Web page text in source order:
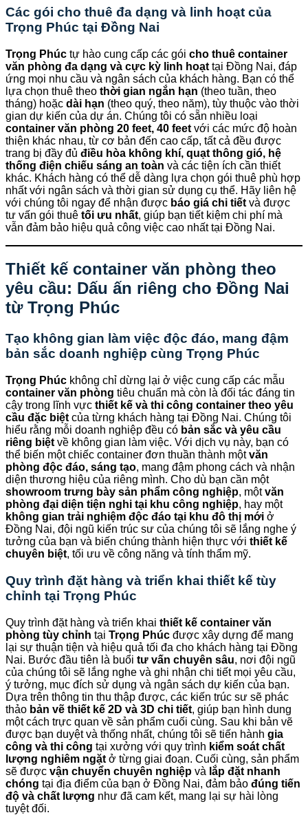
Các gói cho thuê đa dạng và linh hoạt của
Trọng Phúc tại Đồng Nai
Trọng Phúc tự hào cung cấp các gói cho thuê container
văn phòng đa dạng và cực kỳ linh hoạt tại Đồng Nai, đáp
ứng mọi nhu cầu và ngân sách của khách hàng. Bạn có thể
lựa chọn thuê theo thời gian ngắn hạn (theo tuần, theo
tháng) hoặc dài hạn (theo quý, theo năm), tùy thuộc vào thời
gian dự kiến của dự án. Chúng tôi có sẵn nhiều loại
container văn phòng 20 feet, 40 feet với các mức độ hoàn
thiện khác nhau, từ cơ bản đến cao cấp, tất cả đều được
trang bị đầy đủ điều hòa không khí, quạt thông gió, hệ
thống điện chiếu sáng an toàn và các tiện ích cần thiết
khác. Khách hàng có thể dễ dàng lựa chọn gói thuê phù hợp
nhất với ngân sách và thời gian sử dụng cụ thể. Hãy liên hệ
với chúng tôi ngay để nhận được báo giá chi tiết và được
tư vấn gói thuê tối ưu nhất, giúp bạn tiết kiệm chi phí mà
vẫn đảm bảo hiệu quả công việc cao nhất tại Đồng Nai.
Thiết kế container văn phòng theo
yêu cầu: Dấu ấn riêng cho Đồng Nai
từ Trọng Phúc
Tạo không gian làm việc độc đáo, mang đậm
bản sắc doanh nghiệp cùng Trọng Phúc
Trọng Phúc không chỉ dừng lại ở việc cung cấp các mẫu
container văn phòng tiêu chuẩn mà còn là đối tác đáng tin
cậy trong lĩnh vực thiết kế và thi công container theo yêu
cầu đặc biệt của từng khách hàng tại Đồng Nai. Chúng tôi
hiểu rằng mỗi doanh nghiệp đều có bản sắc và yêu cầu
riêng biệt về không gian làm việc. Với dịch vụ này, bạn có
thể biến một chiếc container đơn thuần thành mộtvăn
phòng độc đáo, sáng tạo, mang đậm phong cách và nhận
diện thương hiệu của riêng mình. Cho dù bạn cần một
showroom trưng bày sản phẩm công nghiệp, mộtvăn
phòng đại diện tiện nghi tại khu công nghiệp, hay một
không gian trải nghiệm độc đáo tại khu đô thị mới ở
Đồng Nai, đội ngũ kiến trúc sư của chúng tôi sẽ lắng nghe ý
tưởng của bạn và biến chúng thành hiện thực với thiết kế
chuyên biệt, tối ưu về công năng và tính thẩm mỹ.
Quy trình đặt hàng và triển khai thiết kế tùy
chỉnh tại Trọng Phúc
Quy trình đặt hàng và triển khai thiết kế container văn
phòng tùy chỉnh tại Trọng Phúc được xây dựng để mang
lại sự thuận tiện và hiệu quả tối đa cho khách hàng tại Đồng
Nai. Bước đầu tiên là buổi tư vấn chuyên sâu, nơi đội ngũ
của chúng tôi sẽ lắng nghe và ghi nhận chi tiết mọi yêu cầu,
ý tưởng, mục đích sử dụng và ngân sách dự kiến của bạn.
Dựa trên thông tin thu thập được, các kiến trúc sư sẽ phác
thảo bản vẽ thiết kế 2D và 3D chi tiết, giúp bạn hình dung
một cách trực quan về sản phẩm cuối cùng. Sau khi bản vẽ
được bạn duyệt và thống nhất, chúng tôi sẽ tiến hành gia
công và thi công tại xưởng với quy trình kiểm soát chất
lượng nghiêm ngặt ở từng giai đoạn. Cuối cùng, sản phẩm
sẽ được vận chuyển chuyên nghiệp và lắp đặt nhanh
chóng tại địa điểm của bạn ở Đồng Nai, đảm bảo đúng tiến
độ và chất lượng như đã cam kết, mang lại sự hài lòng
tuyệt đối.